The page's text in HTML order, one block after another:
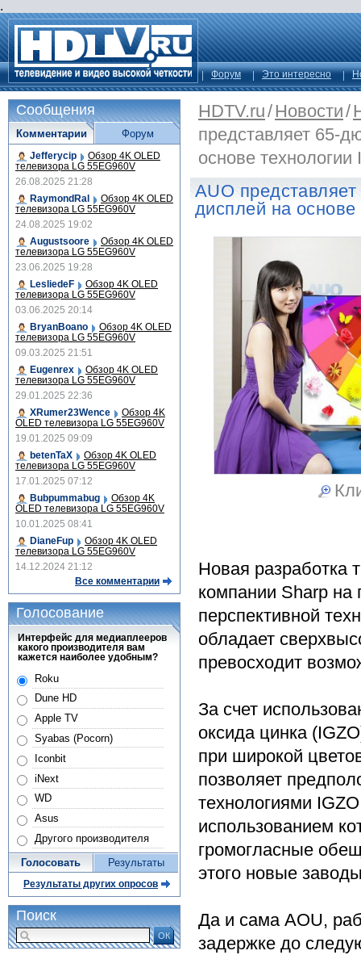
.
Форум Это интересно
HDTV.ru/Новости/
представляет 65-
основе технологии
AUO
дисплей на основе
Новая разработка
компании Sharp на
перспективной
обладает
превосходит
За счет
оксида цинка
при широкой
позволяет
технологиями
использованием
громогласные
этого новые
Да и сама AOU,
задержке до
Сообщения
Комментарии
Jefferycip Обзор 4K OLED
телевизора LG 55EG960V
26.08.2025 21:28
RaymondRal
Обзор 4K OLED
телевизора LG 55EG960V
24.08.2025 19:02
Augustsoore
Обзор 4K OLED
телевизора LG 55EG960V
23.06.2025 19:28
LesliedeF
Обзор 4K OLED
телевизора LG 55EG960V
03.06.2025 20:14
BryanBoano
Обзор 4K OLED
телевизора LG 55EG960V
09.03.2025 21:51
Eugenrex
Обзор 4K OLED
телевизора LG 55EG960V
29.01.2025 22:36
XRumer23Wence
Обзор 4K
OLED телевизора LG 55EG960V
19.01.2025 09:09
betenTaX
Обзор 4K OLED
телевизора LG 55EG960V
17.01.2025 07:12
Bubpummabug
Обзор 4K
OLED телевизора LG 55EG960V
10.01.2025 08:41
DianeFup
Обзор 4K OLED
телевизора LG 55EG960V
14.12.2024 21:12
Все комментарии
Форум
Голосование
Интерфейс для медиаплееров
какого производителя вам
кажется наиболее удобным?
Roku
Dune HD
Apple TV
Syabas (Pocorn)
Iconbit
iNext
WD
Asus
Другого производителя
Голосовать Результаты
Результаты других опросов
Поиск
ОК